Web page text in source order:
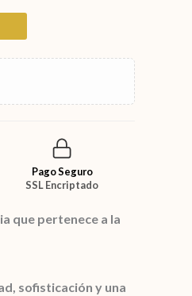
Pago Seguro
SSL Encriptado
que pertenece a la
sofisticación y una